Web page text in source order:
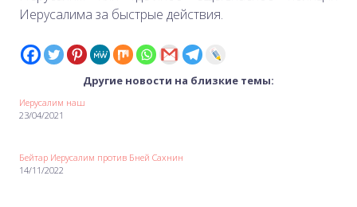
Иерусалима за быстрые действия.
Другие новости на близкие темы:
Иерусалим наш
23/04/2021
Бейтар Иерусалим против Бней Сахнин
14/11/2022